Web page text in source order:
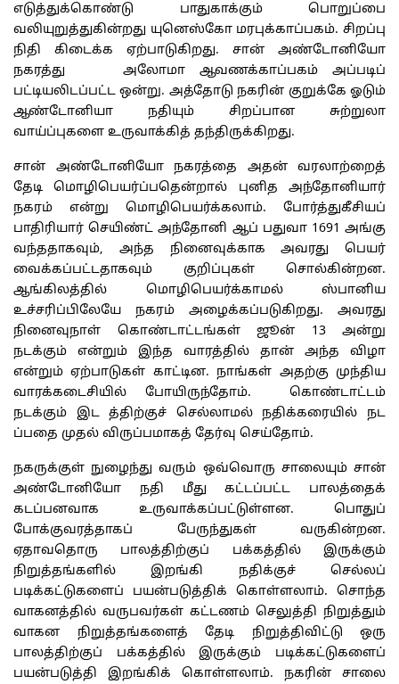
எடுத்துக்கொண்டு பாதுகாக்கும் பொறுப்பை
வலியுறுத்துகின்றது யுனெஸ்கோ மரபுக்காப்பகம். சிறப்பு
நிதி கிடைக்க ஏற்பாடுகிறது. சான் அண்டோனியோ
நகரத்து அலோமா ஆவணக்காப்பகம் அப்படிப்
பட்டியலிடப்பட்ட ஒன்று. அத்தோடு நகரின் குறுக்கே ஓடும்
ஆண்டோனியா நதியும் சிறப்பான சுற்றுலா
வாய்ப்புகளை உருவாக்கித் தந்திருக்கிறது.
சான் அண்டோனியோ நகரத்தை அதன் வரலாற்றைத்
தேடி மொழிபெயர்ப்பதென்றால் புனித அந்தோனியார்
நகரம் என்று மொழிபெயர்க்கலாம். போர்த்துகீசியப்
பாதிரியார் செயிண்ட் அந்தோனி ஆப் பதுவா 1691 அங்கு
வந்ததாகவும், அந்த நினைவுக்காக அவரது பெயர்
வைக்கப்பட்டதாகவும் குறிப்புகள் சொல்கின்றன.
ஆங்கிலத்தில் மொழிபெயர்க்காமல் ஸ்பானிய
உச்சரிப்பிலேயே நகரம் அழைக்கப்படுகிறது. அவரது
நினைவுநாள் கொண்டாட்டங்கள் ஜூன் 13 அன்று
நடக்கும் என்றும் இந்த வாரத்தில் தான் அந்த விழா
என்றும் ஏற்பாடுகள் காட்டின. நாங்கள் அதற்கு முந்திய
வாரக்கடைசியில் போயிருந்தோம். கொண்டாட்டம்
நடக்கும் இட த்திற்குச் செல்லாமல் நதிக்கரையில் நட
ப்பதை முதல் விருப்பமாகத் தேர்வு செய்தோம்.
நகருக்குள் நுழைந்து வரும் ஒவ்வொரு சாலையும் சான்
அண்டோனியோ நதி மீது கட்டப்பட்ட பாலத்தைக்
கடப்பனவாக உருவாக்கப்பட்டுள்ளன. பொதுப்
போக்குவரத்தாகப் பேருந்துகள் வருகின்றன.
ஏதாவதொரு பாலத்திற்குப் பக்கத்தில் இருக்கும்
நிறுத்தங்களில் இறங்கி நதிக்குச் செல்லப்
படிக்கட்டுகளைப் பயன்படுத்திக் கொள்ளலாம். சொந்த
வாகனத்தில் வருபவர்கள் கட்டணம் செலுத்தி நிறுத்தும்
வாகன நிறுத்தங்களைத் தேடி நிறுத்திவிட்டு ஒரு
பாலத்திற்குப் பக்கத்தில் இருக்கும் படிக்கட்டுகளைப்
பயன்படுத்தி இறங்கிக் கொள்ளலாம். நகரின் சாலை